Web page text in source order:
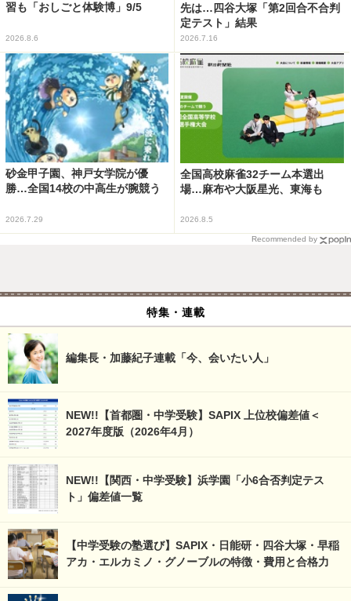
習も「おしごと体験博」9/5
2026.8.6
先は…四谷大塚「第2回合不合判
定テスト」結果
2026.7.16
砂金甲子園、神戸女学院が優
勝…全国14校の中高生が腕競う
2026.7.29
全国高校麻雀32チーム本選出
場…麻布や大阪星光、東海も
2026.8.5
Recommended by
特集・連載
編集長・加藤紀子連載「今、会いたい人」
NEW!!【首都圏・中学受験】SAPIX 上位校偏差値＜
2027年度版（2026年4月）
NEW!!【関西・中学受験】浜学園「小6合否判定テス
ト」偏差値一覧
【中学受験の塾選び】SAPIX・日能研・四谷大塚・早稲
アカ・エルカミノ・グノーブルの特徴・費用と合格力